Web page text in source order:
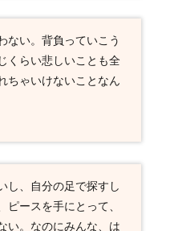
ない。背負っていこう
くらい悲しいことも全
ちゃいけないことなん
し、自分の足で探すし
ースを手にとって、
い。なのにみんな、は